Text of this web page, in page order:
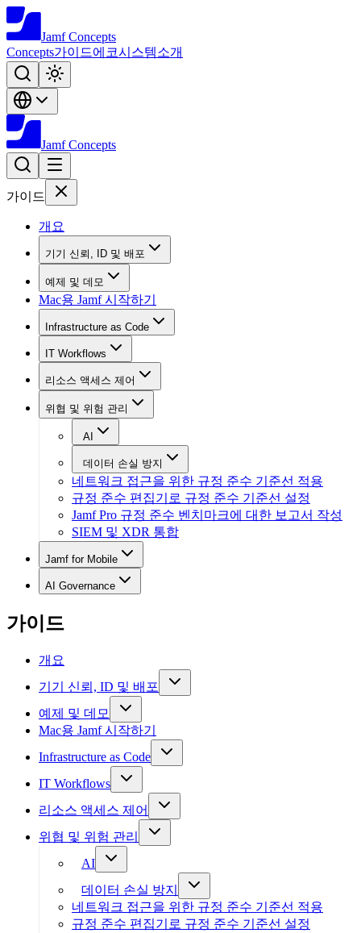
Jamf Concepts
Concepts가이드에코시스템소개
Jamf Concepts
가이드
개요
기기 신뢰, ID 및 배포
예제 및 데모
Mac용 Jamf 시작하기
Infrastructure as Code
IT Workflows
리소스 액세스 제어
위협 및 위험 관리
AI
데이터 손실 방지
네트워크 접근을 위한 규정 준수 기준선 적용
규정 준수 편집기로 규정 준수 기준선 설정
Jamf Pro 규정 준수 벤치마크에 대한 보고서 작성
SIEM 및 XDR 통합
Jamf for Mobile
AI Governance
가이드
개요
기기 신뢰, ID 및 배포
예제 및 데모
Mac용 Jamf 시작하기
Infrastructure as Code
IT Workflows
리소스 액세스 제어
위협 및 위험 관리
AI
데이터 손실 방지
네트워크 접근을 위한 규정 준수 기준선 적용
규정 준수 편집기로 규정 준수 기준선 설정